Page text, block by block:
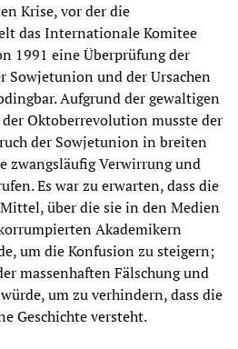
Krise, vor der die
das Internationale Komitee
1991 eine Überprüfung der
Sowjetunion und der Ursachen
Aufgrund der gewaltigen
Oktoberrevolution musste der
der Sowjetunion in breiten
zwangsläufig Verwirrung und
Es war zu erwarten, dass die
über die sie in den Medien
Akademikern
um die Konfusion zu steigern;
massenhaften Fälschung und
um zu verhindern, dass die
Geschichte versteht.